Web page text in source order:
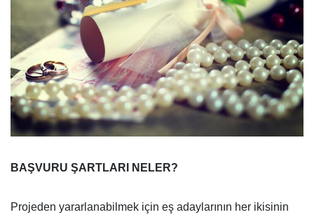
BAŞVURU ŞARTLARI NELER?
Projeden yararlanabilmek için eş adaylarının her ikisinin